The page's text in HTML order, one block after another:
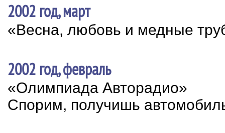
2002 год, март
«Весна, любовь и медные
2002 год, февраль
«Олимпиада Авторадио»
Спорим, получишь